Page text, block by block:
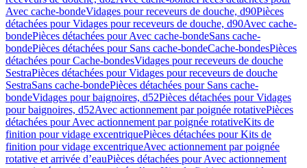
Avec cache-bondeVidages pour receveurs de douche, d90Pièces
détachées pour Vidages pour receveurs de douche, d90Avec cache-
bondePièces détachées pour Avec cache-bondeSans cache-
bondePièces détachées pour Sans cache-bondeCache-bondesPièces
détachées pour Cache-bondesVidages pour receveurs de douche
SestraPièces détachées pour Vidages pour receveurs de douche
SestraSans cache-bondePièces détachées pour Sans cache-
bondeVidages pour baignoires, d52Pièces détachées pour Vidages
pour baignoires, d52Avec actionnement par poignée rotativePièces
détachées pour Avec actionnement par poignée rotativeKits de
finition pour vidage excentriquePièces détachées pour Kits de
finition pour vidage excentriqueAvec actionnement par poignée
rotative et arrivée d’eauPièces détachées pour Avec actionnement